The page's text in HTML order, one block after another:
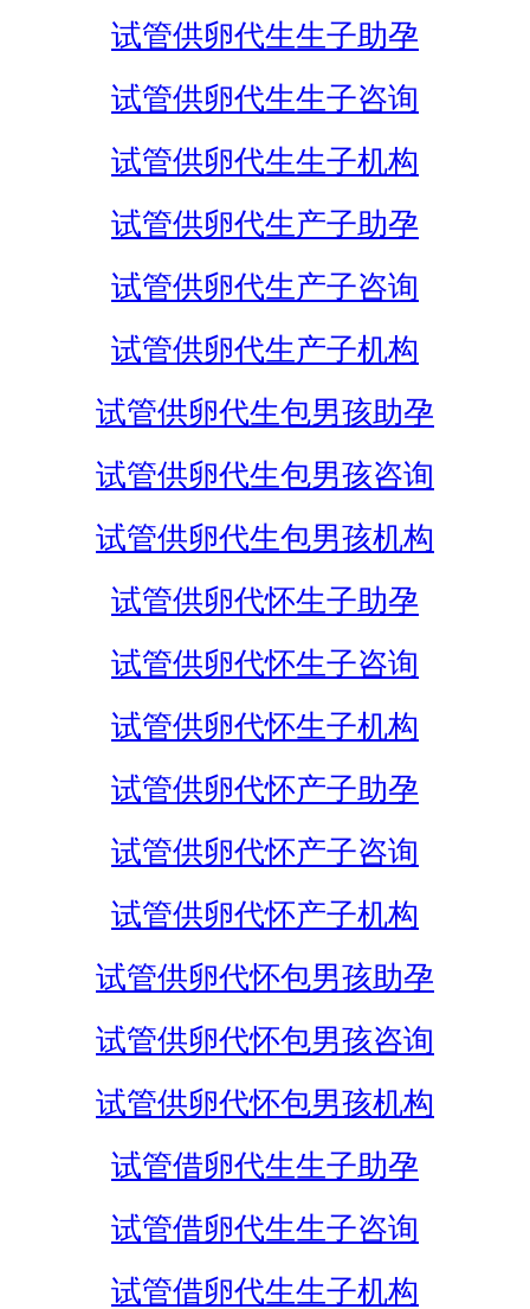
试管供卵代生生子助孕
试管供卵代生生子咨询
试管供卵代生生子机构
试管供卵代生产子助孕
试管供卵代生产子咨询
试管供卵代生产子机构
试管供卵代生包男孩助孕
试管供卵代生包男孩咨询
试管供卵代生包男孩机构
试管供卵代怀生子助孕
试管供卵代怀生子咨询
试管供卵代怀生子机构
试管供卵代怀产子助孕
试管供卵代怀产子咨询
试管供卵代怀产子机构
试管供卵代怀包男孩助孕
试管供卵代怀包男孩咨询
试管供卵代怀包男孩机构
试管借卵代生生子助孕
试管借卵代生生子咨询
试管借卵代生生子机构